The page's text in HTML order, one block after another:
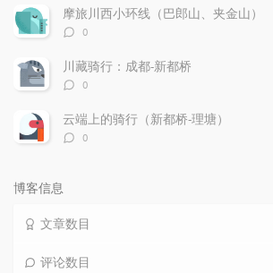
数：
摩旅川西小环线（巴郎山、夹金山）
评
数：
0
川藏骑行：成都-新都桥
评
数：
0
云端上的骑行（新都桥-理塘）
评
0
博客信息
文章数目
评论数目